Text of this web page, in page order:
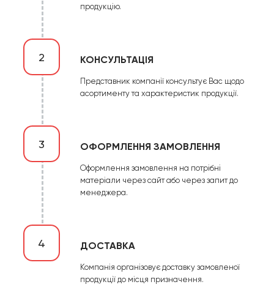
продукцію.
2 КОНСУЛЬТАЦІЯ
Представник компанії консультує Вас щодо
асортименту та характеристик продукції.
3 ОФОРМЛЕННЯ ЗАМОВЛЕННЯ
Оформлення замовлення на потрібні
матеріали через сайт або через запит до
менеджера.
4 ДОСТАВКА
Компанія організовує доставку замовленої
продукції до місця призначення.